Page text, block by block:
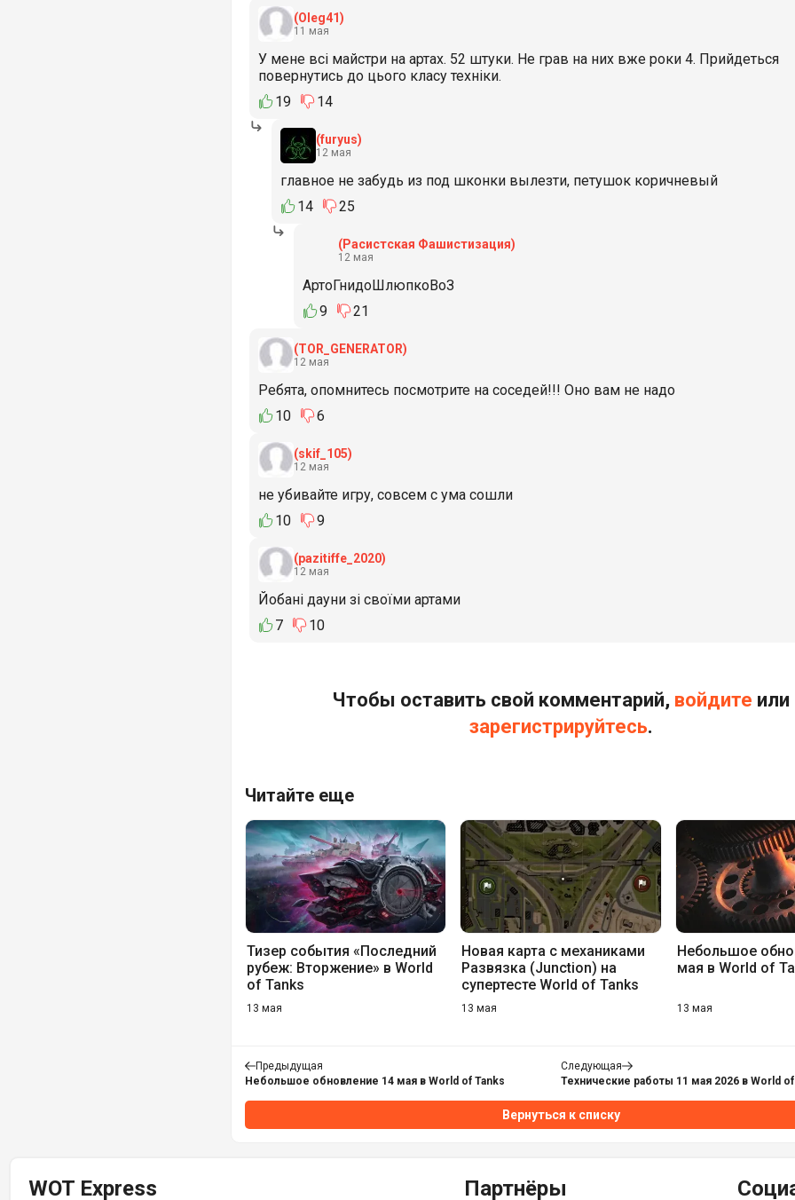
(Oleg41)
11 мая
У мене всі майстри на артах. 52 штуки. Не грав на них вже роки 4. Прийдеться
повернутись до цього класу техніки.
19
14
(furyus)
12 мая
главное не забудь из под шконки вылезти, петушок коричневый
14
25
(Расистская Фашистизация)
12 мая
АртоГнидоШлюпкоВоЗ
9
21
(TOR_GENERATOR)
12 мая
Ребята, опомнитесь посмотрите на соседей!!! Оно вам не надо
10
6
(skif_105)
12 мая
не убивайте игру, совсем с ума сошли
10
9
(pazitiffe_2020)
12 мая
Йобані дауни зі своїми артами
7
10
Чтобы оставить свой комментарий, войдите или
зарегистрируйтесь.
Читайте еще
Тизер события «Последний
рубеж: Вторжение» в World
of Tanks
13 мая
Новая карта с механиками
Развязка (Junction) на
супертесте World of Tanks
13 мая
Небольшое
мая в World of
13 мая
Предыдущая
Небольшое обновление 14 мая в World of Tanks
Следующая
Технические работы 11 мая 2026 в World of
Вернуться к списку
WOT Express Партнёры